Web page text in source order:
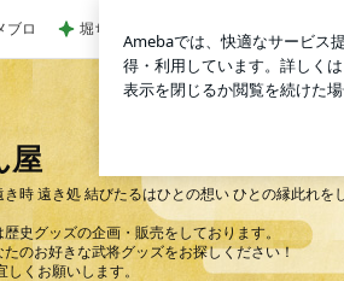
ブロ 堀ちえみの夫 集まっていたファン達
屋
き時 遠き処 結びたるはひとの想い ひとの縁此れを
史グッズの企画・販売をしております。
たのお好きな武将グッズをお探しください！
しくお願いします。